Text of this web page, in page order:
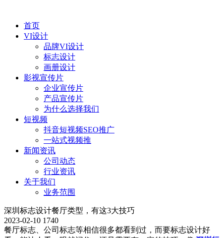
首页
VI设计
品牌VI设计
标志设计
画册设计
影视宣传片
企业宣传片
产品宣传片
为什么选择我们
短视频
抖音短视频SEO推广
一站式视频推
新闻资讯
公司动态
行业资讯
关于我们
业务范围
深圳标志设计餐厅类型，有这3大技巧
2023-02-10 1740
餐厅标志、公司标志等相信很多都看到过，而要标志设计好